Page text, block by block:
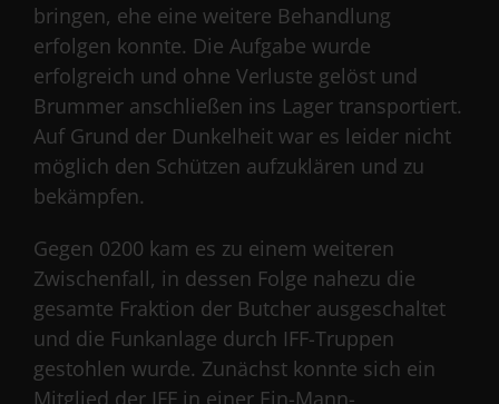
bringen, ehe eine weitere Behandlung
erfolgen konnte. Die Aufgabe wurde
erfolgreich und ohne Verluste gelöst und
Brummer anschließen ins Lager transportiert.
Auf Grund der Dunkelheit war es leider nicht
möglich den Schützen aufzuklären und zu
bekämpfen.
Gegen 0200 kam es zu einem weiteren
Zwischenfall, in dessen Folge nahezu die
gesamte Fraktion der Butcher ausgeschaltet
und die Funkanlage durch IFF-Truppen
gestohlen wurde. Zunächst konnte sich ein
Mitglied der IFF in einer Ein-Mann-